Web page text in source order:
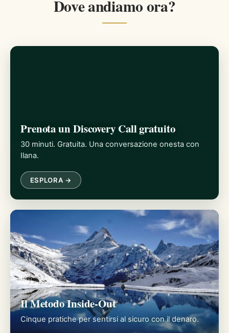
Dove andiamo ora?
Prenota un Discovery Call gratuito
30 minuti. Gratuita. Una conversazione onesta con
Ilana.
ESPLORA →
Il Metodo Inside-Out
Cinque pratiche per sentirsi al sicuro con il denaro.